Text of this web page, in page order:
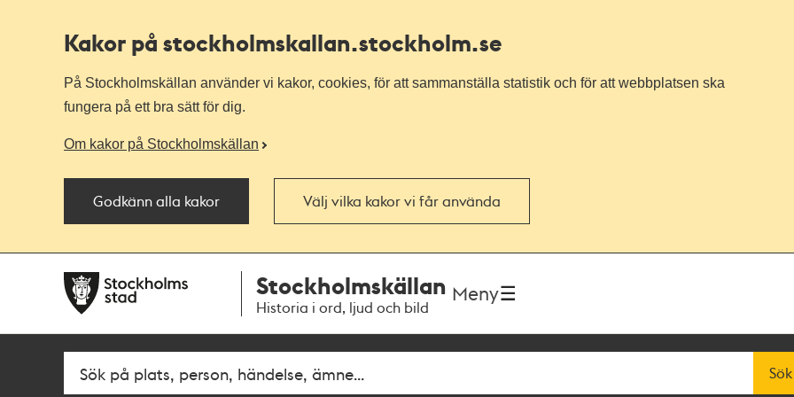
Kakor på stockholmskallan.stockholm.se
På Stockholmskällan använder vi kakor, cookies, för att sammanställa statistik och för att webbplatsen ska
fungera på ett bra sätt för dig.
Om kakor på Stockholmskällan
Godkänn alla kakor Välj vilka kakor vi får använda
navigationen
huvudinnehållet
Stockholmskällan
Historia i ord, ljud och bild
Meny
Fritextsök Sök